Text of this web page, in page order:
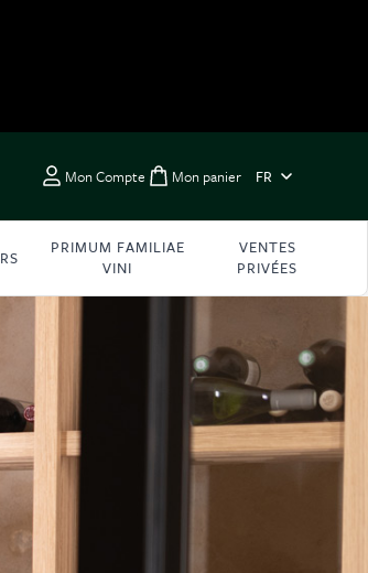
Mon Compte Toggle minicart,
Mon panier FR
PRIMUM FAMILIAE
VINI
VENTES
PRIVÉES